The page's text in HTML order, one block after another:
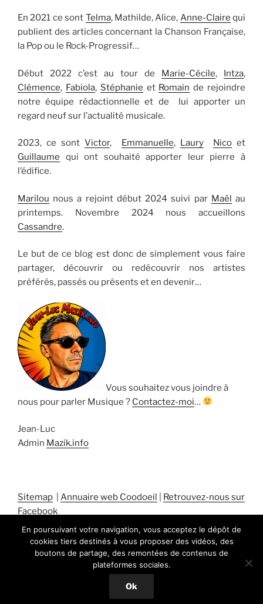
En 2021 ce sont Telma, Mathilde, Alice, Anne-Claire qui
publient des articles concernant la Chanson Française,
la Pop ou le Rock-Progressif…
Début 2022 c’est au tour de Marie-Cécile, Intza,
Clémence, Fabiola, Stéphanie et Romain de rejoindre
notre équipe rédactionnelle et de lui apporter un
regard neuf sur l’actualité musicale.
2023, ce sontVictor, Emmanuelle, Laury Nicoet
Guillaume qui ont souhaité apporter leur pierre à
l’édifice.
Marilou nous a rejoint début 2024 suivi par Maël au
printemps. Novembre 2024 nous accueillons
Cassandre.
Le but de ce blog est donc de simplement vous faire
partager, découvrir ou redécouvrir nos artistes
préférés, passés ou présents et en devenir…
Vous souhaitez vous joindre à
nous pour parler Musique ? Contactez-moi…
Jean-Luc
Admin Mazik.info
Sitemap Annuaire web Coodoeil
Retrouvez-nous sur
Facebook
Fièrement propulsé par WordPress
En poursuivant votre navigation, vous acceptez le dépôt de
cookies tiers destinés à vous proposer des vidéos, des
boutons de partage, des remontées de contenus de
plateformes sociales.
Ok